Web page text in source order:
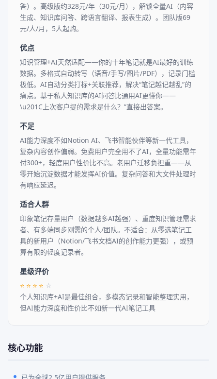
答）。高级版约328元/年（30元/月），解锁全量AI（内容
生成、知识库问答、跨语言翻译、报表生成）。团队版69
元/人/月，5人起购。
优点
知识管理+AI天然适配——你的十年笔记就是AI最好的训练
数据。多格式自动转写（语音/手写/图片/PDF），记录门槛
极低。AI自动分类打标+关联推荐，解决“笔记越记越乱”的
痛点。基于私人知识库的AI问答比通用AI更懂你——
\u201C上次客户提的需求是什么？”直接出答案。
不足
AI能力深度不如Notion AI、飞书智能伙伴等新一代工具，
复杂内容创作偏弱。免费用户完全用不了AI，全量功能需年
付300+，轻度用户性价比不高。老用户迁移负担重——从
零开始沉淀数据才能发挥AI价值。复杂问答和大文件处理时
有响应延迟。
适合人群
印象笔记存量用户（数据越多AI越强）、重度知识管理需求
者、有多端同步刚需的个人/团队。不适合：从零选笔记工
具的新用户（Notion/飞书文档AI的创作能力更强），或预
算有限的轻度记录者。
星级评价
⭐ ⭐ ⭐ ⭐ ☆
个人知识库+AI是最佳组合，多模态记录和智能整理实用，
但AI能力深度和性价比不如新一代AI笔记工具
核心功能